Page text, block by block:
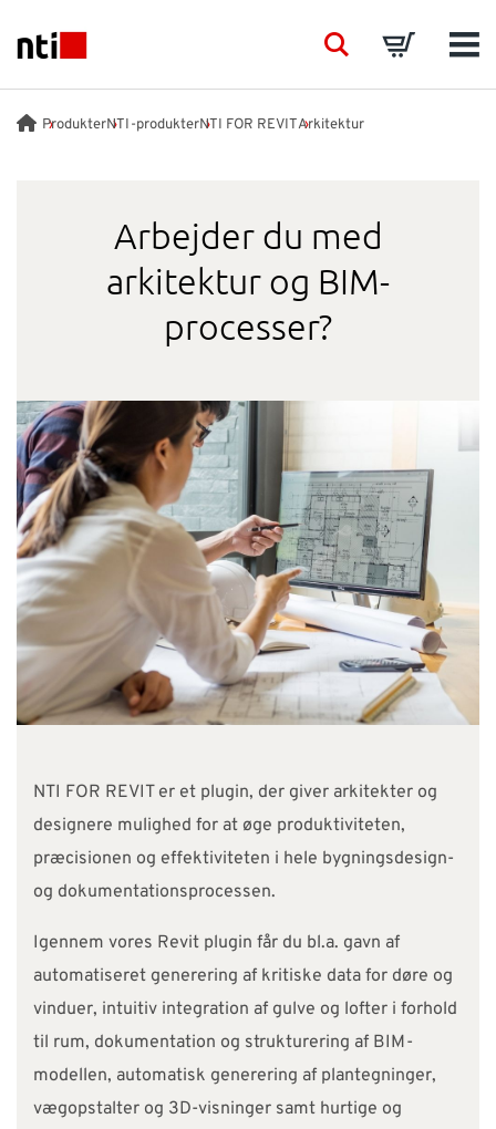
NTI logo
BRANCHER
PRODUKTER
ACADEMY
EVENTS
INDSIGT
SUPPORT
WEBSHOP
Har du brug for hjælp?
Kontakt NTI: 70 10 14 00 (info-dk@nti-group.com
Danmark NTI Group Brasil Deutschland France
Suomi
Sverige UK
SearchBasket
ProdukterNTI-produkterNTI FOR REVITArkitektur
Arbejder du med
arkitektur og BIM-
processer?
NTI FOR REVIT er et plugin, der giver arkitekter og
designere mulighed for at øge produktiviteten,
præcisionen og effektiviteten i hele bygningsdesign-
og dokumentationsprocessen.
Igennem vores Revit plugin får du bl.a. gavn af
automatiseret generering af kritiske data for døre og
vinduer, intuitiv integration af gulve og lofter i forhold
til rum, dokumentation og strukturering af BIM-
modellen, automatisk generering af plantegninger,
vægopstalter og 3D-visninger samt hurtige og